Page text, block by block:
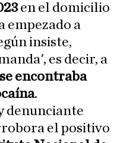
en el domicilio
empezado a
insiste,
es decir, a
encontraba
.
denunciante
el positivo